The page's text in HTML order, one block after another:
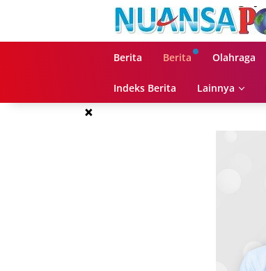
Berita Berita Olahraga
Indeks Berita Lainnya
×